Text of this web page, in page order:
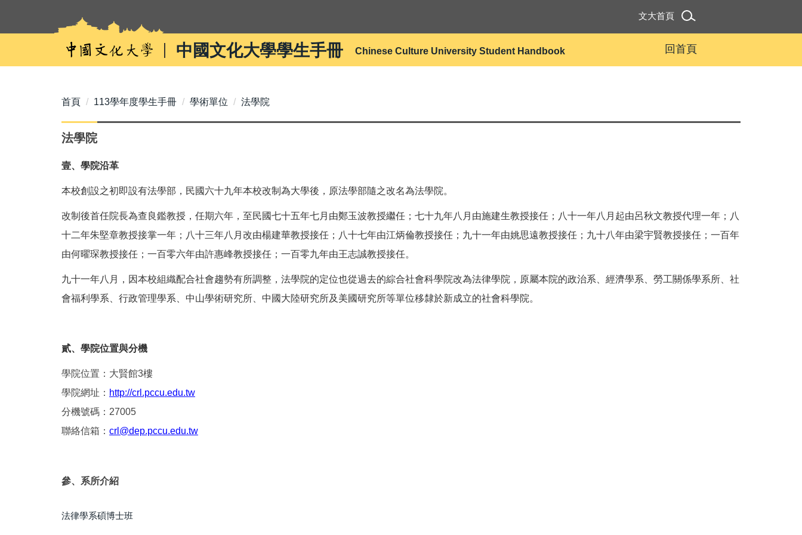
內
中國文化大學學生手冊 Chinese Culture University Student Handbook
文大首頁
回首頁
首頁 113學年度學生手冊 學術單位 法學院
法學院
壹、學院沿革
本校創設之初即設有法學部，民國六十九年本校改制為大學後，原法學部隨之改名為法學院。
改制後首任院長為查良鑑教授，任期六年，至民國七十五年七月由鄭玉波教授繼任；七十九年八月由施建生教授接任；八十一年八月起由呂秋文教授代理一年；八
十二年朱堅章教授接掌一年；八十三年八月改由楊建華教授接任；八十七年由江炳倫教授接任；九十一年由姚思遠教授接任；九十八年由梁宇賢教授接任；一百年
由何曜琛教授接任；一百零六年由許惠峰教授接任；一百零九年由王志誠教授接任。
九十一年八月，因本校組織配合社會趨勢有所調整，法學院的定位也從過去的綜合社會科學院改為法律學院，原屬本院的政治系、經濟學系、勞工關係學系所、社
會福利學系、行政管理學系、中山學術研究所、中國大陸研究所及美國研究所等單位移隸於新成立的社會科學院。
貳、學院位置與分機
學院位置：大賢館3樓
學院網址： http://crl.pccu.edu.tw
分機號碼：27005
聯絡信箱： crl@dep.pccu.edu.tw
參、系所介紹
法律學系碩博士班